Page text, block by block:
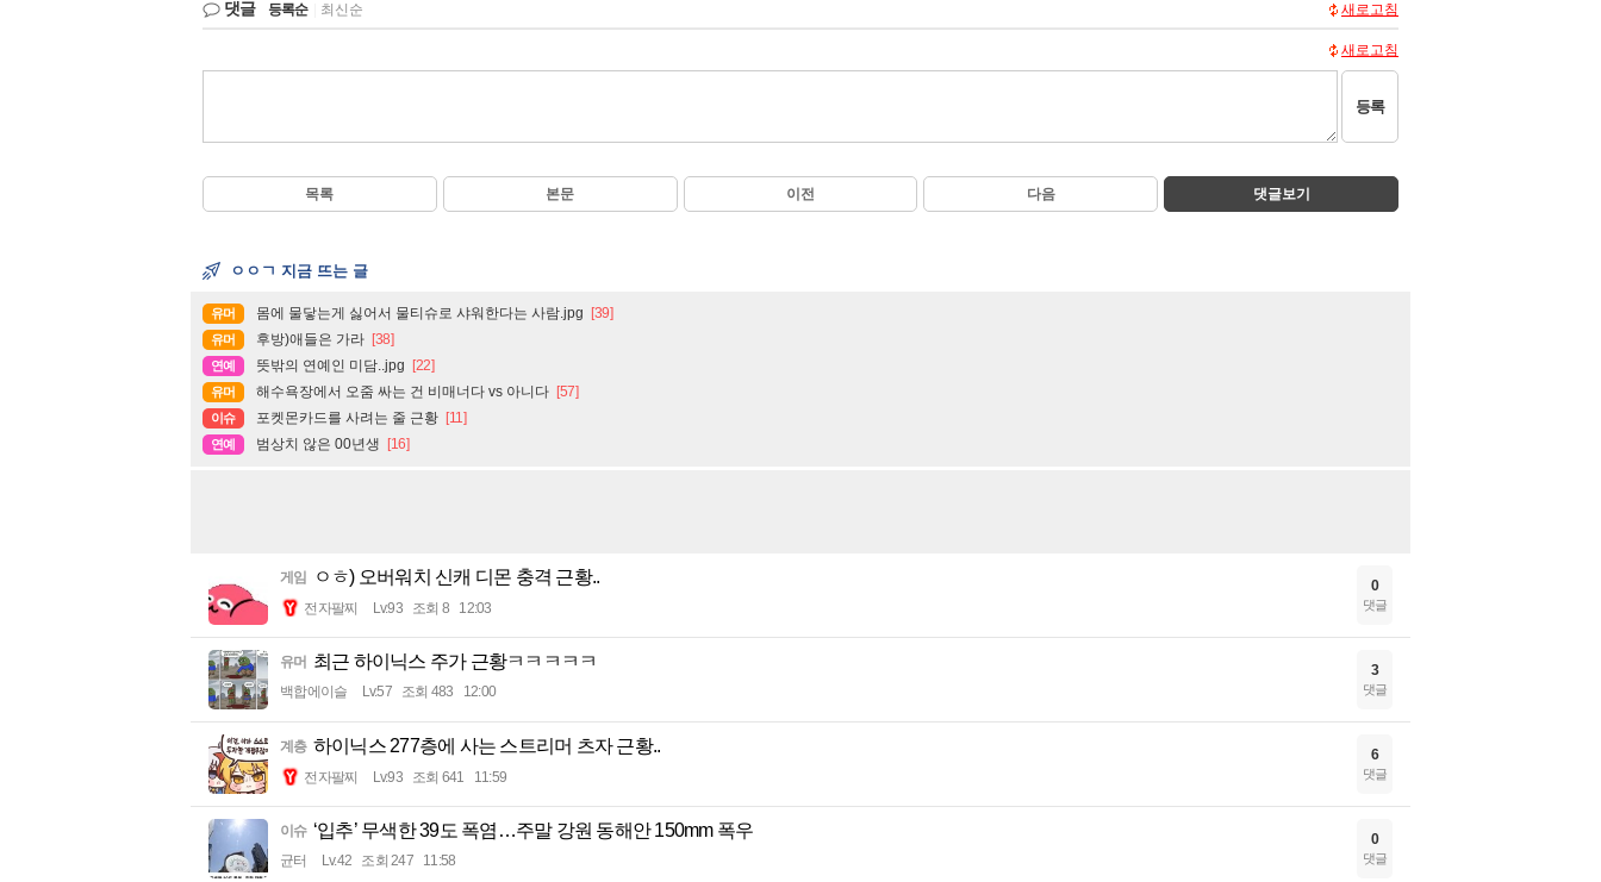
댓글 등록순 최신순 새로고침
새로고침
등록
목록 본문 이전 다음 댓글보기
ㅇㅇㄱ 지금 뜨는 글
유머 몸에 물닿는게 싫어서 물티슈로 샤워한다는 사람.jpg [39]
유머 후방)애들은 가라 [38]
연예 뜻밖의 연예인 미담..jpg [22]
유머 해수욕장에서 오줌 싸는 건 비매너다 vs 아니다 [57]
이슈 포켓몬카드를 사려는 줄 근황 [11]
연예 범상치 않은 00년생 [16]
게임 ㅇㅎ) 오버워치 신캐 디몬 충격 근황..
전자팔찌 Lv.93 조회 8 12:03
0
댓글
유머 최근 하이닉스 주가 근황ㅋㅋㅋㅋㅋ
백합에이슬 Lv.57 조회 483 12:00
3
댓글
계층 하이닉스 277층에 사는 스트리머 츠자 근황..
전자팔찌 Lv.93 조회 641 11:59
6
댓글
이슈 ‘입추’ 무색한 39도 폭염…주말 강원 동해안 150mm 폭우
균터 Lv.42 조회 247 11:58
0
댓글